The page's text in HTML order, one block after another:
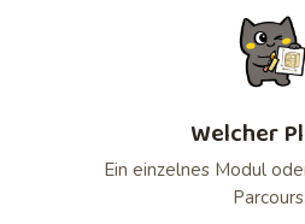
Welcher
Ein einzelnes Modul
Parcours.